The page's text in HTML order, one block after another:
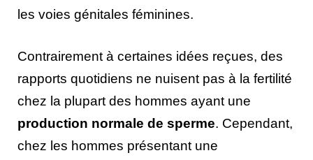
les voies génitales féminines.
Contrairement à certaines idées reçues, des
rapports quotidiens ne nuisent pas à la fertilité
chez la plupart des hommes ayant une
production normale de sperme. Cependant,
chez les hommes présentant une